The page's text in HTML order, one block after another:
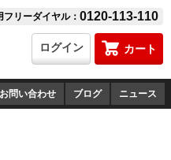
フリーダイヤル： 0120-113-110
カート
ログイン
お問い合わせ ブログ ニュース